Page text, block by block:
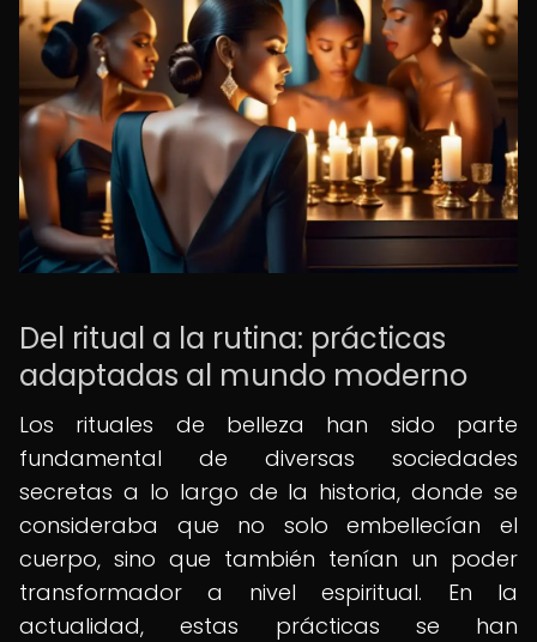
Del ritual a la rutina: prácticas
adaptadas al mundo moderno
Los rituales de belleza han sido parte
fundamental de diversas sociedades
secretas a lo largo de la historia, donde se
consideraba que no solo embellecían el
cuerpo, sino que también tenían un poder
transformador a nivel espiritual. En la
actualidad, estas prácticas se han